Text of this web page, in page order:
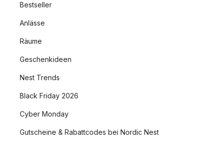
Bestseller
Anlässe
Räume
Geschenkideen
Nest Trends
Black Friday 2026
Cyber Monday
Gutscheine & Rabattcodes bei Nordic Nest